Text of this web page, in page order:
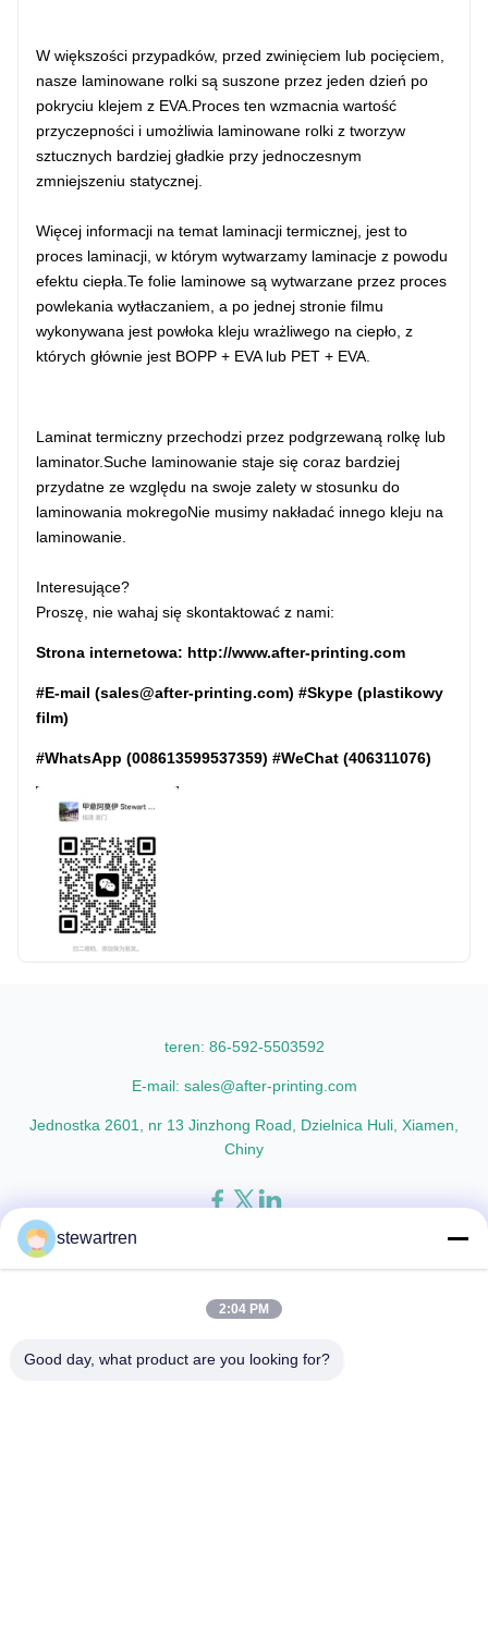
W większości przypadków, przed zwinięciem lub pocięciem,
nasze laminowane rolki są suszone przez jeden dzień po
pokryciu klejem z EVA.Proces ten wzmacnia wartość
przyczepności i umożliwia laminowane rolki z tworzyw
sztucznych bardziej gładkie przy jednoczesnym
zmniejszeniu statycznej.
Więcej informacji na temat laminacji termicznej, jest to
proces laminacji, w którym wytwarzamy laminacje z powodu
efektu ciepła.Te folie laminowe są wytwarzane przez proces
powlekania wytłaczaniem, a po jednej stronie filmu
wykonywana jest powłoka kleju wrażliwego na ciepło, z
których głównie jest BOPP + EVA lub PET + EVA.
Laminat termiczny przechodzi przez podgrzewaną rolkę lub
laminator.Suche laminowanie staje się coraz bardziej
przydatne ze względu na swoje zalety w stosunku do
laminowania mokregoNie musimy nakładać innego kleju na
laminowanie.
Interesujące?
Proszę, nie wahaj się skontaktować z nami:
Strona internetowa: http://www.after-printing.com
#E-mail (sales@after-printing.com) #Skype (plastikowy
film)
#WhatsApp (008613599537359) #WeChat (406311076)
teren: 86-592-5503592
E-mail: sales@after-printing.com
Jednostka 2601, nr 13 Jinzhong Road, Dzielnica Huli, Xiamen,
Chiny
© 2026 Xiamen After-printing Finishing Supplies Co.,Ltd. All Rights
stewartren
2:04 PM
Good day, what product are you looking for?